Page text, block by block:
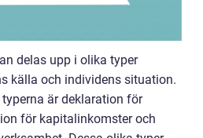
delas upp i olika typer
källa och individens situation.
är deklaration för
för kapitalinkomster och